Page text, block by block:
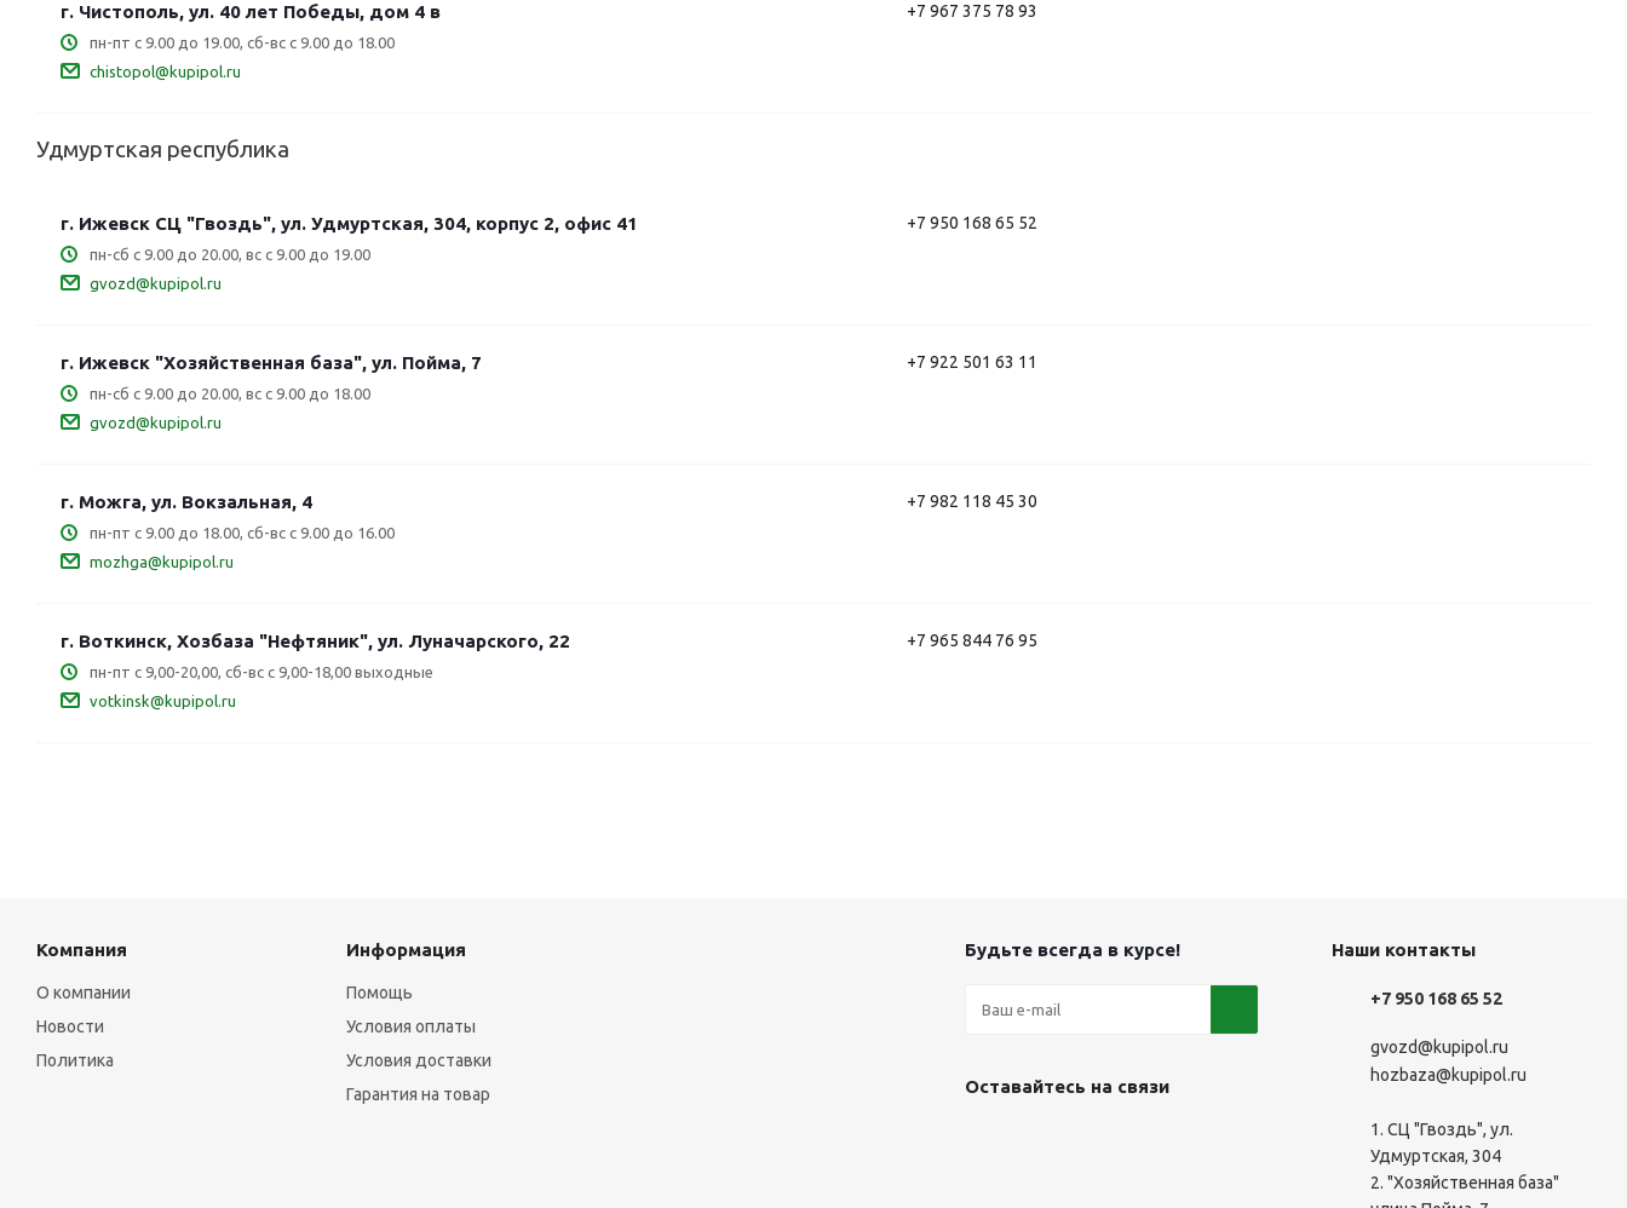
г. Чистополь, ул. 40 лет Победы, дом 4 в
пн-пт с 9.00 до 19.00, сб-вс с 9.00 до 18.00
chistopol@kupipol.ru
+7 967 375 78 93
Удмуртская республика
г. Ижевск СЦ "Гвоздь", ул. Удмуртская, 304, корпус 2, офис 41
пн-сб с 9.00 до 20.00, вс с 9.00 до 19.00
gvozd@kupipol.ru
+7 950 168 65 52
г. Ижевск "Хозяйственная база", ул. Пойма, 7
пн-сб с 9.00 до 20.00, вс с 9.00 до 18.00
gvozd@kupipol.ru
+7 922 501 63 11
г. Можга, ул. Вокзальная, 4
пн-пт с 9.00 до 18.00, сб-вс с 9.00 до 16.00
mozhga@kupipol.ru
+7 982 118 45 30
г. Воткинск, Хозбаза "Нефтяник", ул. Луначарского, 22
пн-пт с 9,00-20,00, сб-вс с 9,00-18,00 выходные
votkinsk@kupipol.ru
+7 965 844 76 95
Компания
О компании
Новости
Политика
Информация
Помощь
Условия оплаты
Условия доставки
Гарантия на товар
Будьте всегда в курсе!
Оставайтесь на связи
Наши контакты
+7 950 168 65 52
gvozd@kupipol.ru
hozbaza@kupipol.ru
1. СЦ "Гвоздь", ул.
Удмуртская, 304
2. "Хозяйственная база"